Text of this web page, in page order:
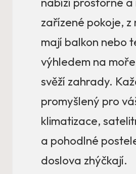
zařízené pokoje, z
mají balkon nebo
výhledem na
svěží zahrady.
promyšlený pro
klimatizace,
a pohodlné
doslova zhýčkají.